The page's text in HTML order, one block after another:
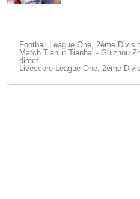
Football League One, 2ème
Match Tianjin Tianhai - Guizhou
direct.
Livescore League One, 2ème